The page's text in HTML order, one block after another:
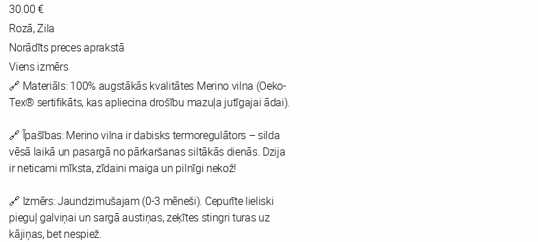
30.00 €
Rozā, Zila
Norādīts preces aprakstā
Viens izmērs
🔗 Materiāls: 100% augstākās kvalitātes Merino vilna (Oeko-
Tex® sertifikāts, kas apliecina drošību mazuļa jutīgajai ādai).
🔗 Īpašības: Merino vilna ir dabisks termoregulātors – silda
vēsā laikā un pasargā no pārkaršanas siltākās dienās. Dzija
ir neticami mīksta, zīdaini maiga un pilnīgi nekož!
🔗 Izmērs: Jaundzimušajam (0-3 mēneši). Cepurīte lieliski
pieguļ galviņai un sargā austiņas, zeķītes stingri turas uz
kājiņas, bet nespiež.